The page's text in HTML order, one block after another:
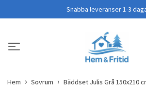
Snabba leveranser 1-3
Hem Sovrum Bäddset Julis Grå 150x210